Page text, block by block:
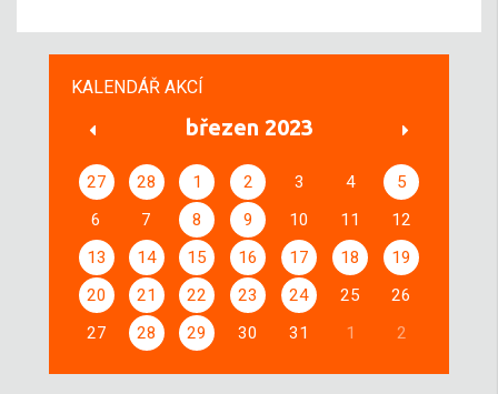
KALENDÁŘ AKCÍ
březen 2023
27 28 1 2 3 4
5
6
7 8 9 10 11
12
13
14 15 16 17 18
19
20
21 22 23 24 25
26
27
28 29 30 31 1 2